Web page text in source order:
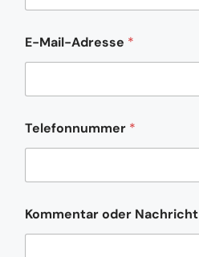
E-Mail-Adresse *
-
M
i
-
A
d
Telefonnummer *
Kommentar oder Nachricht